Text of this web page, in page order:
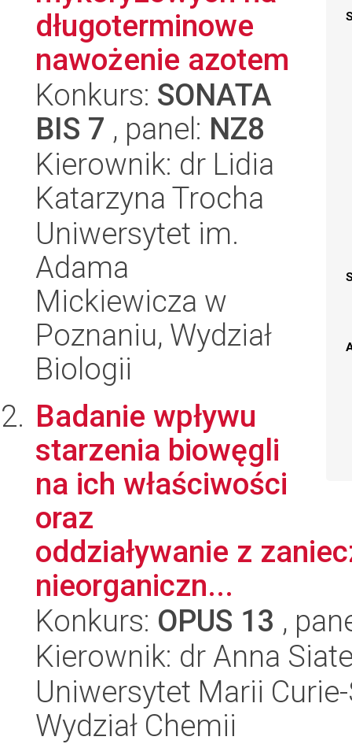
długoterminowe
nawożenie azotem
Konkurs: SONATA
BIS 7 , panel: NZ8
Kierownik: dr Lidia
Katarzyna Trocha
Uniwersytet im.
Adama
Mickiewicza w
Poznaniu, Wydział
Biologii
Badanie wpływu
starzenia biowęgli
na ich właściwości
oraz
oddziaływanie z
nieorganiczn...
Konkurs: OPUS 13 ,
Kierownik: dr Anna
Uniwersytet Marii
Wydział Chemii